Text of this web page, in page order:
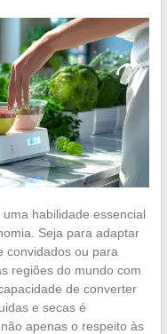
habilidade essencial
Seja para adaptar
convidados ou para
regiões do mundo com
de converter
e secas é
apenas o respeito às